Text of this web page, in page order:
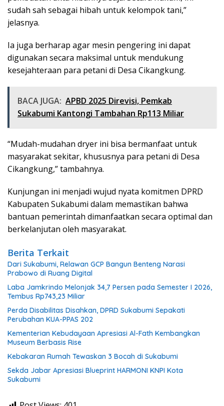
sudah sah sebagai hibah untuk kelompok tani,”
jelasnya.
Ia juga berharap agar mesin pengering ini dapat
digunakan secara maksimal untuk mendukung
kesejahteraan para petani di Desa Cikangkung.
BACA JUGA: APBD 2025 Direvisi, Pemkab
Sukabumi Kantongi Tambahan Rp113 Miliar
“Mudah-mudahan dryer ini bisa bermanfaat untuk
masyarakat sekitar, khususnya para petani di Desa
Cikangkung,” tambahnya.
Kunjungan ini menjadi wujud nyata komitmen DPRD
Kabupaten Sukabumi dalam memastikan bahwa
bantuan pemerintah dimanfaatkan secara optimal dan
berkelanjutan oleh masyarakat.
Berita Terkait
Dari Sukabumi, Relawan GCP Bangun Benteng Narasi
Prabowo di Ruang Digital
Laba Jamkrindo Melonjak 34,7 Persen pada Semester I 2026,
Tembus Rp743,23 Miliar
Perda Disabilitas Disahkan, DPRD Sukabumi Sepakati
Perubahan KUA-PPAS 202
Kementerian Kebudayaan Apresiasi Al-Fath Kembangkan
Museum Berbasis Rise
Kebakaran Rumah Tewaskan 3 Bocah di Sukabumi
Sekda Jabar Apresiasi Blueprint HARMONI KNPI Kota
Sukabumi